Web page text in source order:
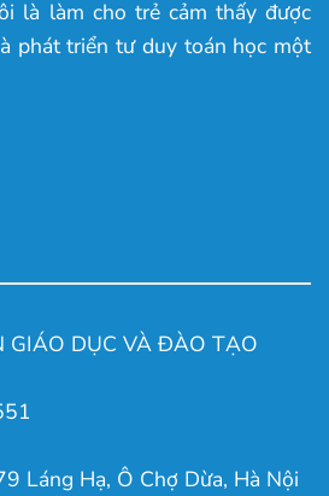
là làm cho trẻ cảm thấy được
phát triển tư duy toán học một
GIÁO DỤC VÀ ĐÀO TẠO
Láng Hạ, Ô Chợ Dừa, Hà Nội